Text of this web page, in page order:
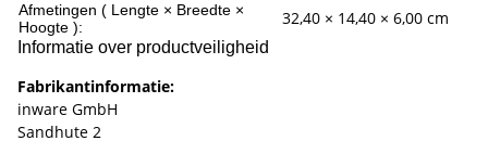
Afmetingen ( Lengte × Breedte ×
Hoogte ):
32,40 × 14,40 × 6,00 cm
Informatie over productveiligheid
Fabrikantinformatie:
inware GmbH
Sandhute 2